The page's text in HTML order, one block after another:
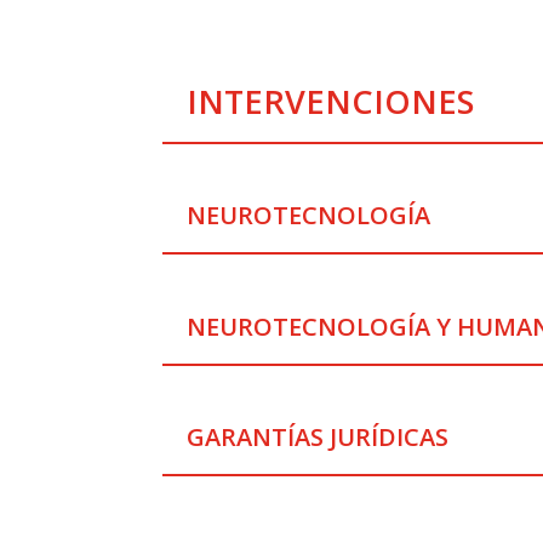
INTERVENCIONES
NEUROTECNOLOGÍA
NEUROTECNOLOGÍA Y
GARANTÍAS JURÍDICAS